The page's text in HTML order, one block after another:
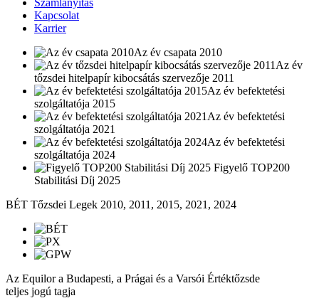
Számlanyitás
Kapcsolat
Karrier
Az év csapata 2010
Az év
tőzsdei hitelpapír kibocsátás szervezője 2011
Az év befektetési
szolgáltatója 2015
Az év befektetési
szolgáltatója 2021
Az év befektetési
szolgáltatója 2024
Figyelő TOP200
Stabilitási Díj 2025
BÉT Tőzsdei Legek 2010, 2011, 2015, 2021, 2024
Az Equilor a Budapesti, a Prágai és a Varsói Értéktőzsde
teljes jogú tagja